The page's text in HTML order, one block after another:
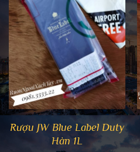
Rượu JW Blue Label Duty
Hàn 1L